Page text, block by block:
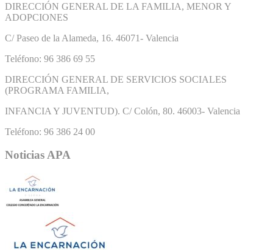
DIRECCIÓN GENERAL DE LA FAMILIA, MENOR Y
ADOPCIONES
C/ Paseo de la Alameda, 16. 46071- Valencia
Teléfono: 96 386 69 55
DIRECCIÓN GENERAL DE SERVICIOS SOCIALES
(PROGRAMA FAMILIA,
INFANCIA Y JUVENTUD). C/ Colón, 80. 46003- Valencia
Teléfono: 96 386 24 00
Noticias APA